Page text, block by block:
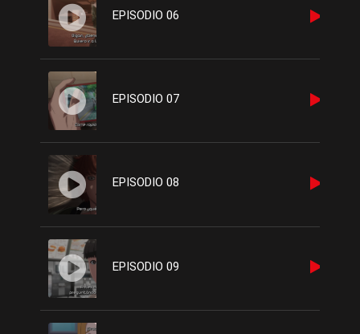
EPISODIO 06
EPISODIO 07
EPISODIO 08
EPISODIO 09